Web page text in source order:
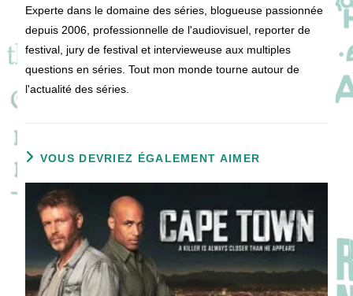
Experte dans le domaine des séries, blogueuse passionnée
depuis 2006, professionnelle de l'audiovisuel, reporter de
festival, jury de festival et intervieweuse aux multiples
questions en séries. Tout mon monde tourne autour de
l'actualité des séries.
VOUS DEVRIEZ ÉGALEMENT AIMER